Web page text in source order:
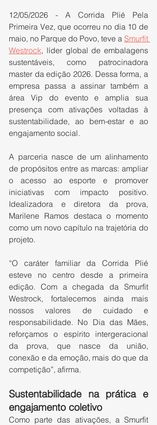
12/05/2026 - A Corrida Plié Pela
Primeira Vez, que ocorreu no dia 10 de
maio, no Parque do Povo, teve a Smurfit
Westrock, líder global de embalagens
sustentáveis, como patrocinadora
master da edição 2026. Dessa forma, a
empresa passa a assinar também a
área Vip do evento e amplia sua
presença com ativações voltadas à
sustentabilidade, ao bem-estar e ao
engajamento social.
A parceria nasce de um alinhamento
de propósitos entre as marcas: ampliar
o acesso ao esporte e promover
iniciativas com impacto positivo.
Idealizadora e diretora da prova,
Marilene Ramos destaca o momento
como um novo capítulo na trajetória do
projeto.
“O caráter familiar da Corrida Plié
esteve no centro desde a primeira
edição. Com a chegada da Smurfit
Westrock, fortalecemos ainda mais
nossos valores de cuidado e
responsabilidade. No Dia das Mães,
reforçamos o espírito intergeracional
da prova, que nasce da união,
conexão e da emoção, mais do que da
competição”, afirma.
Sustentabilidade na prática e
engajamento coletivo
Como parte das ativações, a Smurfit